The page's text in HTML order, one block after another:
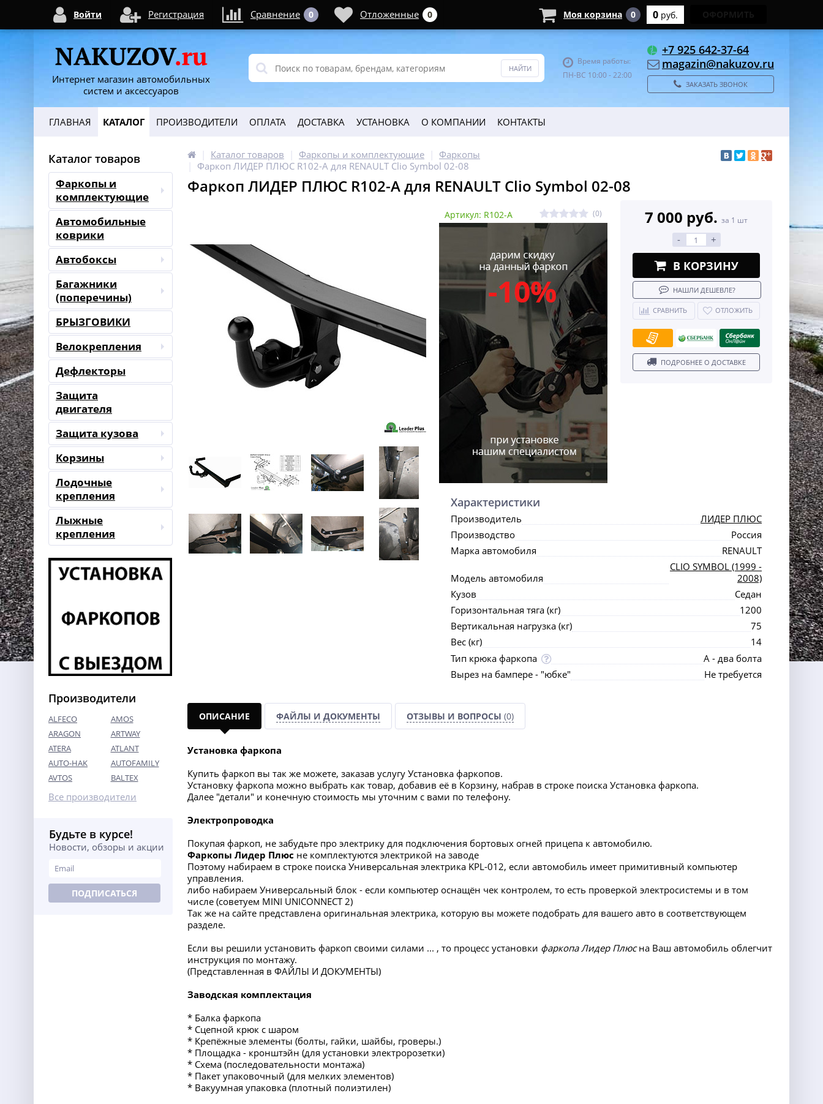
Интернет магазин автомобильных
систем и аксессуаров
Время работы:
ПН-ВС 10:00 - 22:00
+7 925 642-37-64
magazin@nakuzov.ru
ЗАКАЗАТЬ ЗВОНОК
ГЛАВНАЯ КАТАЛОГ ПРОИЗВОДИТЕЛИ ОПЛАТА ДОСТАВКА УСТАНОВКА О КОМПАНИИ КОНТАКТЫ
Каталог товаров
Фаркопы и
комплектующие
Автомобильные
коврики
Автобоксы
Багажники
(поперечины)
БРЫЗГОВИКИ
Велокрепления
Дефлекторы
Защита
двигателя
Защита кузова
Корзины
Лодочные
крепления
Лыжные
крепления
Производители
ALFECO
AMOS
ARAGON
ARTWAY
ATERA
ATLANT
AUTO-HAK
AUTOFAMILY
AVTOS
BALTEX
Все производители
Будьте в курсе!
Новости, обзоры и акции
ПОДПИСАТЬСЯ
Каталог товаров Фаркопы и комплектующие
Фаркопы
Фаркоп ЛИДЕР ПЛЮС R102-A для RENAULT Clio Symbol 02-08
Фаркоп ЛИДЕР ПЛЮС R102-A для RENAULT Clio Symbol 02-08
Артикул: R102-A (0) 7 000 руб. за 1 шт
- +
В КОРЗИНУ
НАШЛИ ДЕШЕВЛЕ?
СРАВНИТЬ ОТЛОЖИТЬ
ПОДРОБНЕЕ О ДОСТАВКЕ
Характеристики
Производитель
ЛИДЕР ПЛЮС
Производство
Россия
Марка автомобиля
RENAULT
Модель автомобиля
CLIO SYMBOL (1999 -
2008)
Кузов
Седан
Горизонтальная тяга (кг)
1200
Вертикальная нагрузка (кг)
75
Вес (кг)
14
Тип крюка фаркопа
А - два болта
Вырез на бампере - "юбке"
Не требуется
ОПИСАНИЕ ФАЙЛЫ И ДОКУМЕНТЫ ОТЗЫВЫ И ВОПРОСЫ (0)
Установка фаркопа
Купить фаркоп вы так же можете, заказав услугу Установка фаркопов.
Установку фаркопа можно выбрать как товар, добавив её в Корзину, набрав в строке поиска Установка фаркопа.
Далее "детали" и конечную стоимость мы уточним с вами по телефону.
Электропроводка
Покупая фаркоп, не забудьте про электрику для подключения бортовых огней прицепа к автомобилю.
Фаркопы Лидер Плюс не комплектуются электрикой на заводе
Поэтому набираем в строке поиска Универсальная электрика KPL-012, если автомобиль имеет примитивный компьютер
управления.
либо набираем Универсальный блок - если компьютер оснащён чек контролем, то есть проверкой электросистемы и в том
числе (советуем MINI UNICONNECT 2)
Так же на сайте представлена оригинальная электрика, которую вы можете подобрать для вашего авто в соответствующем
разделе.
Если вы решили установить фаркоп своими силами ... , то процесс установки фаркопа Лидер Плюсна Ваш автомобиль облегчит
инструкция по монтажу.
(Представленная в ФАЙЛЫ И ДОКУМЕНТЫ)
Заводская комплектация
* Балка фаркопа
* Сцепной крюк с шаром
* Крепёжные элементы (болты, гайки, шайбы, гроверы.)
* Площадка - кронштэйн (для установки электророзетки)
* Схема (последовательности монтажа)
* Пакет упаковочный (для мелких элементов)
* Вакуумная упаковка (плотный полиэтилен)
Войти Регистрация Сравнение 0 Отложенные 0 Моя корзина 0 0 руб.